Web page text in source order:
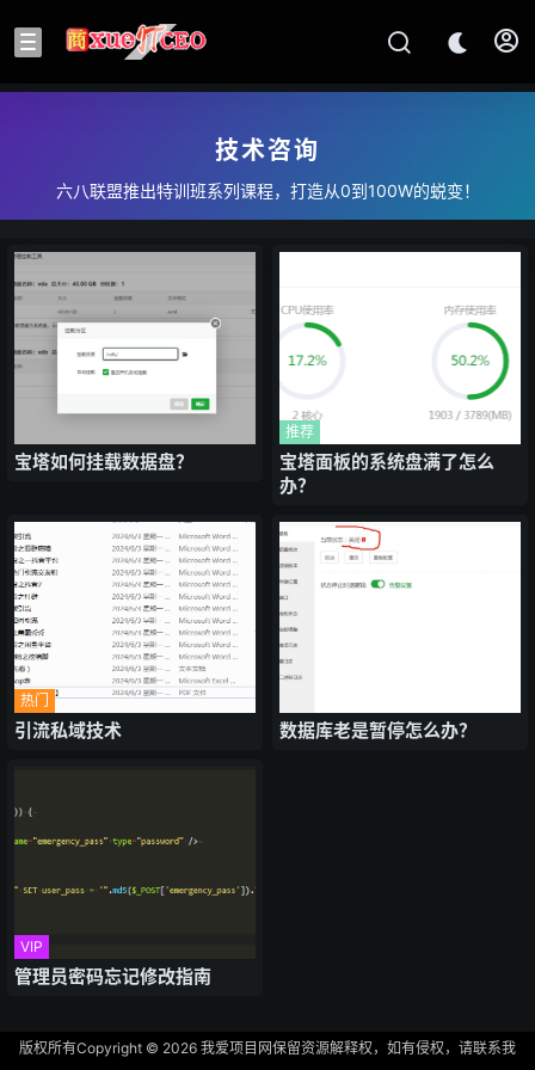
技术咨询
六八联盟推出特训班系列课程，打造从0到100W的蜕变！
宝塔如何挂载数据盘？
推荐
宝塔面板的系统盘满了怎么
办？
热门
引流私域技术 数据库老是暂停怎么办？
VIP
管理员密码忘记修改指南
版权所有Copyright © 2026 我爱项目网保留资源解释权，如有侵权，请联系我